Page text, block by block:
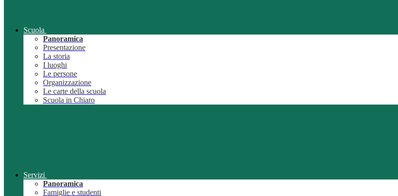
Scuola
Panoramica
Presentazione
La storia
I luoghi
Le persone
Organizzazione
Le carte della scuola
Scuola in Chiaro
Servizi
Panoramica
Famiglie e studenti